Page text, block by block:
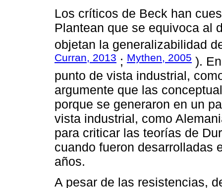
Los críticos de Beck han
Plantean que se equivoca al
objetan la generalizabilidad
Curran, 2013 ; Mythen, 2005 ).
punto de vista industrial,
argumente que las
porque se generaron en un
vista industrial, como
para criticar las teorías de
cuando fueron desarrolladas
años.
A pesar de las resistencias,